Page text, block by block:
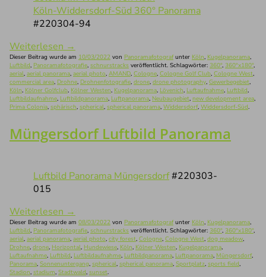
Köln-Widdersdorf-Süd 360° Panorama
#220304-94
Weiterlesen →
Dieser Beitrag wurde am 10/03/2022 von Panoramafotografunter Köln, Kugelpanorama,
Luftbild, Panoramafotografie, schnurstracks veröffentlicht. Schlagwörter: 360°, 360°x180°,
aerial, aerial panorama, aerial photo, AMAND, Cologne, Cologne Golf Club, Cologne West,
commercial area, Drohne, Drohnenfotografie, drone, drone photography, Gewerbegebiet,
Köln, Kölner Golfclub, Kölner Westen, Kugelpanorama, Lövenich, Luftaufnahme, Luftbild,
Luftbildaufnahme, Luftbildpanorama, Luftpanorama, Neubaugebiet, new development area,
Prima Colonia, sphärisch, spherical, spherical panorama, Widdersdorf, Widdersdorf-Süd.
Müngersdorf Luftbild Panorama
Luftbild Panorama Müngersdorf#220303-
015
Weiterlesen →
Dieser Beitrag wurde am 08/03/2022 von Panoramafotografunter Köln, Kugelpanorama,
Luftbild, Panoramafotografie, schnurstracks veröffentlicht. Schlagwörter: 360°, 360°x180°,
aerial, aerial panorama, aerial photo, city forest, Cologne, Cologne West, dog meadow,
Drohne, drone, Horizontal, Hundewiese, Köln, Kölner Westen, Kugelpanorama,
Luftaufnahme, Luftbild, Luftbildaufnahme, Luftbildpanorama, Luftpanorama, Müngersdorf,
Panorama, Sonnenuntergang, spherical, spherical panorama, Sportplatz, sports field,
Stadion, stadium, Stadtwald, sunset.